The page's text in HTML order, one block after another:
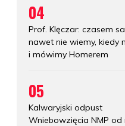
04
Prof. Klęczar: czasem
nawet nie wiemy, kiedy
i mówimy Homerem
05
Kalwaryjski odpust
Wniebowzięcia NMP od